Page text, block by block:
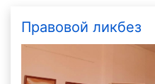
Правовой ликбез